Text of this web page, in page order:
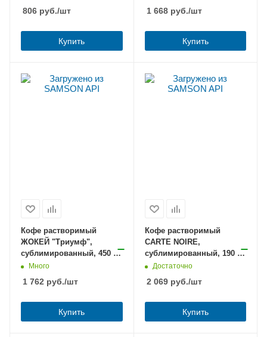
806 руб./шт
Купить
BU10009014
1 668руб./шт
Купить
Кофе растворимый
ЖОКЕЙ "Триумф",
сублимированный, 450 г,
мягкая упаковка, 0917-08
Много
1 762 руб./шт
Купить
Кофе растворимый
CARTE NOIRE,
сублимированный, 190 г,
стеклянная банка,
Достаточно
2 069руб./шт
Купить